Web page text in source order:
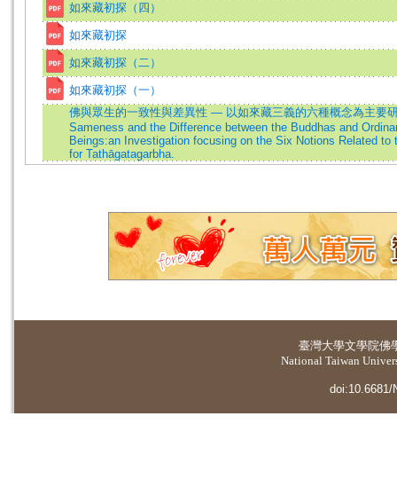
如來藏初探（四）
如來藏初探
如來藏初探（二）
如來藏初探（一）
佛與眾生的一致性與差異性 — 以如來藏三義的六種概念為主要
Sameness and the Difference between the Buddhas and
Beings:an Investigation focusing on the Six Notions Related to
for Tathāgatagarbha.
臺灣大學文學院佛
National Taiwan
doi:10.6681/